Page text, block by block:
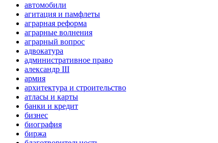
автомобили
агитация и памфлеты
аграрная реформа
аграрные волнения
аграрный вопрос
адвокатура
административное право
александр III
армия
архитектура и строительство
атласы и карты
банки и кредит
бизнес
биография
биржа